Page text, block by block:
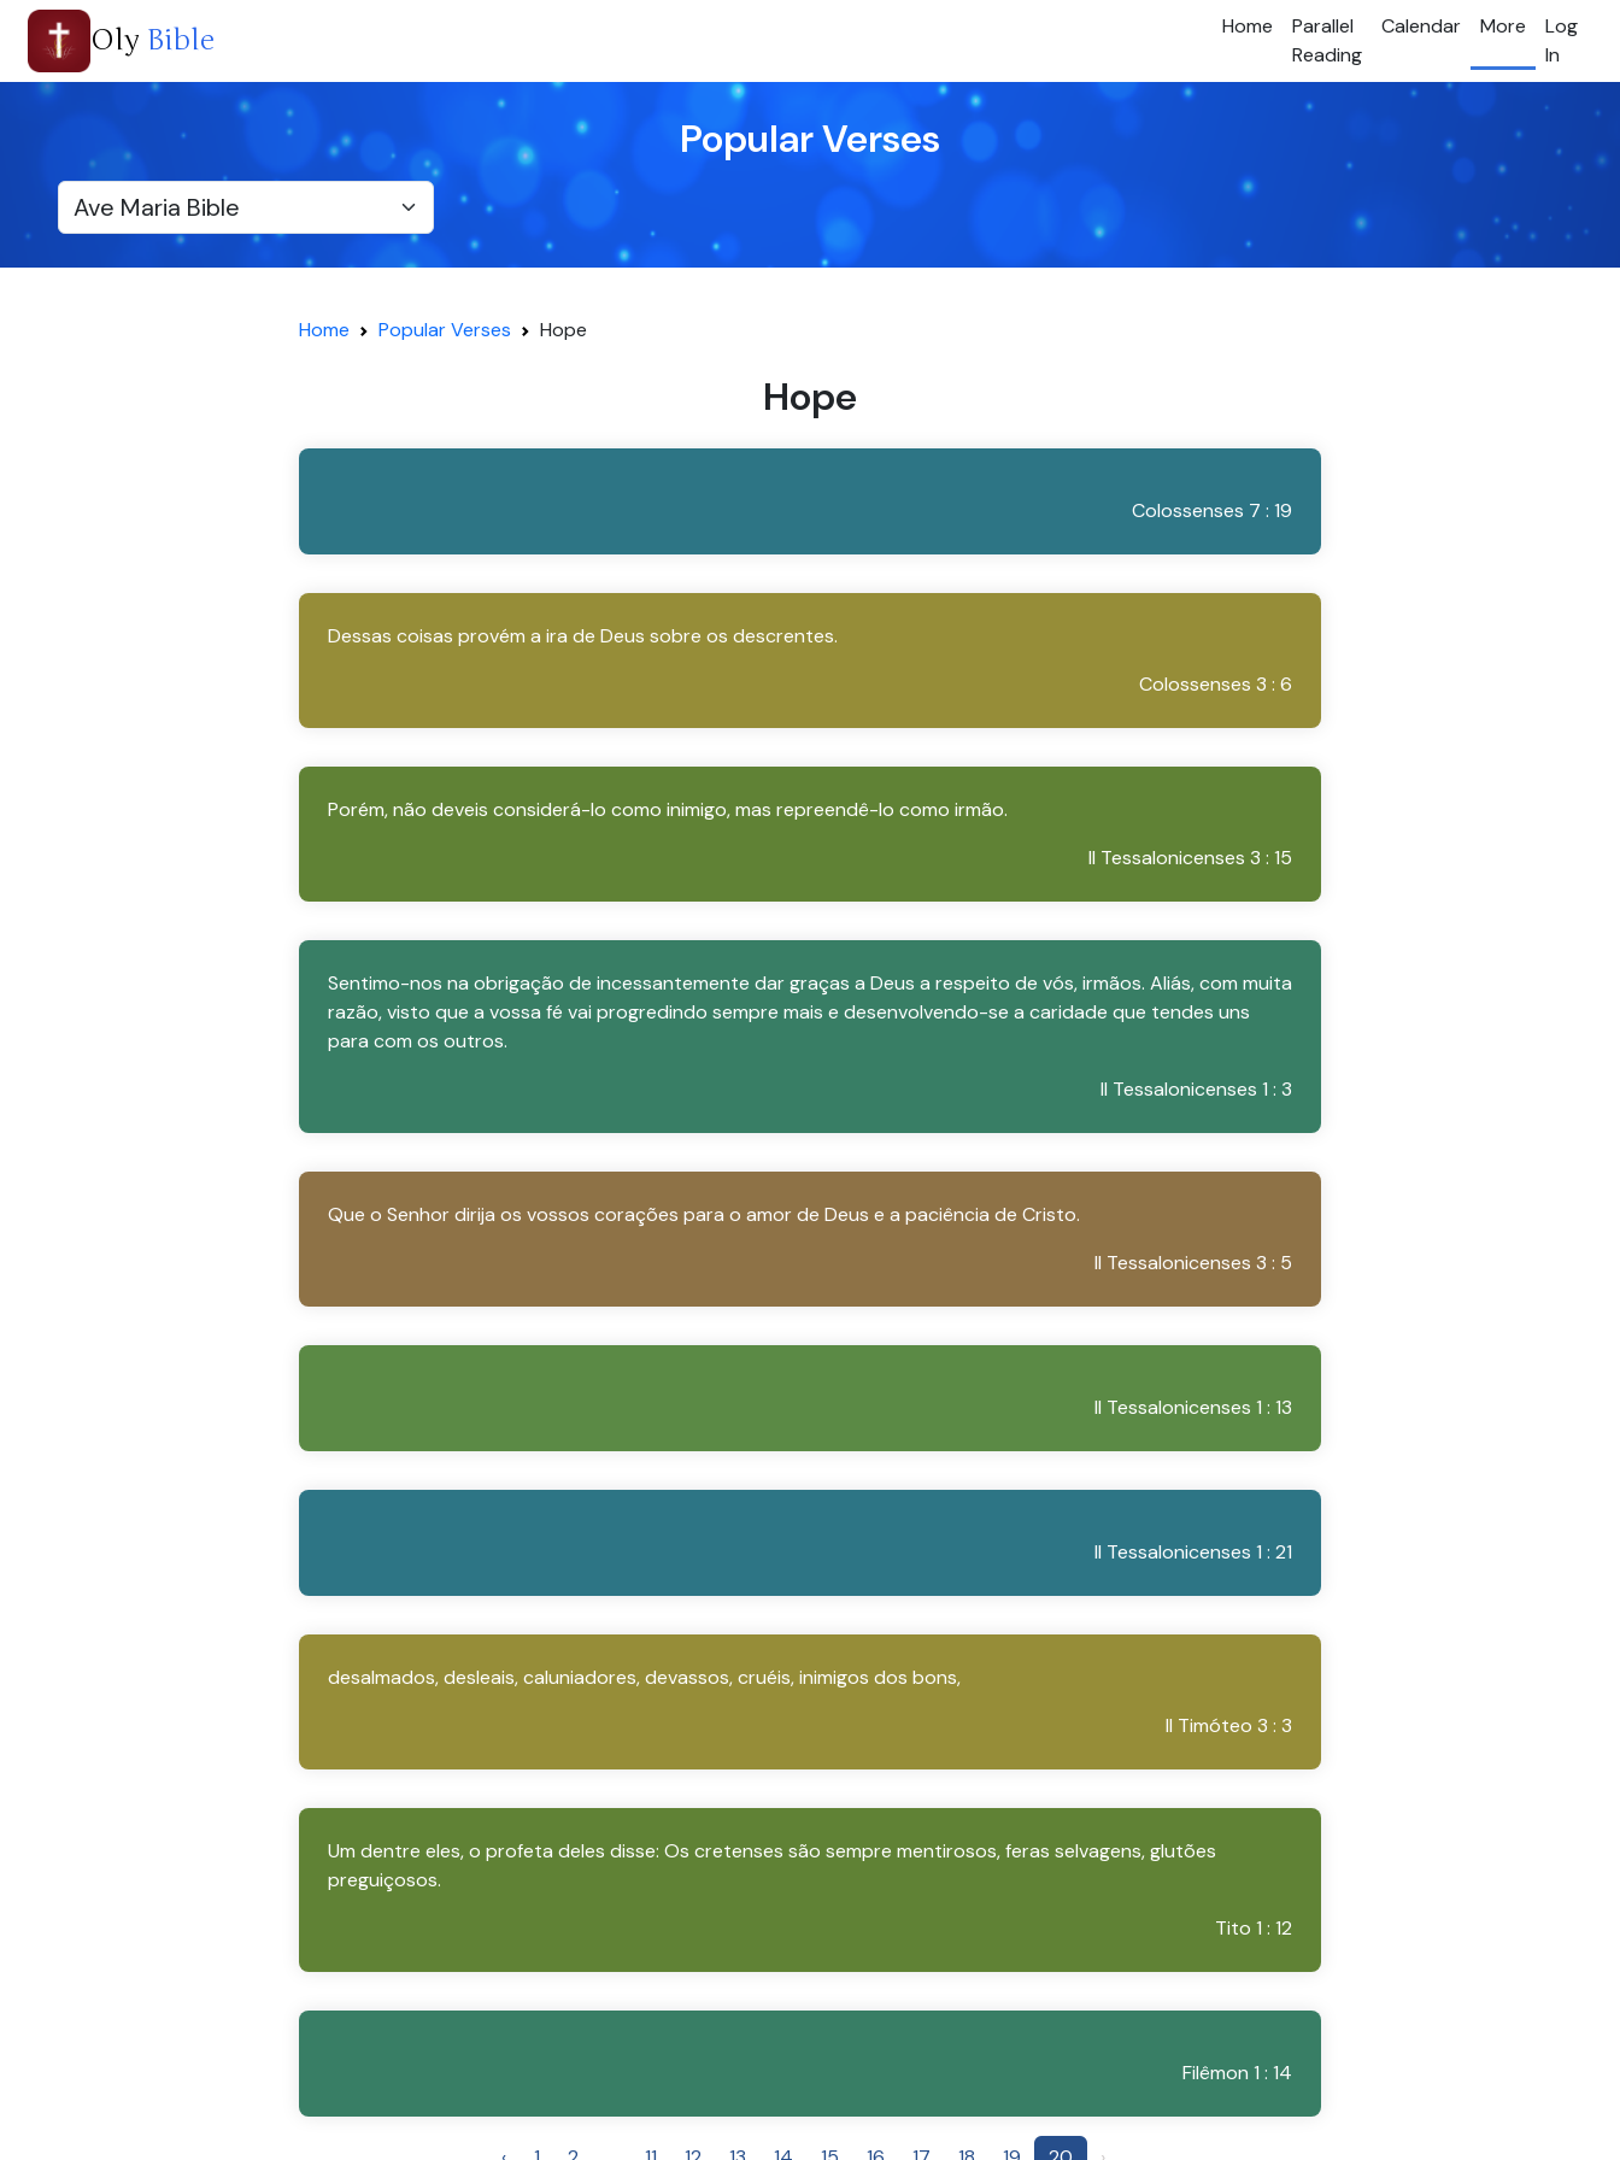
Oly Bible Home
Parallel
Reading
Calendar More
Log
In
Popular Verses
Home Popular Verses Hope
Hope
Colossenses 7 : 19
Dessas coisas provém a ira de Deus sobre os descrentes.
Colossenses 3 : 6
Porém, não deveis considerá-lo como inimigo, mas repreendê-lo como irmão.
II Tessalonicenses 3 : 15
Sentimo-nos na obrigação de incessantemente dar graças a Deus a respeito de vós, irmãos. Aliás, com muita
razão, visto que a vossa fé vai progredindo sempre mais e desenvolvendo-se a caridade que tendes uns
para com os outros.
II Tessalonicenses 1 : 3
Que o Senhor dirija os vossos corações para o amor de Deus e a paciência de Cristo.
II Tessalonicenses 3 : 5
II Tessalonicenses 1 : 13
II Tessalonicenses 1 : 21
desalmados, desleais, caluniadores, devassos, cruéis, inimigos dos bons,
II Timóteo 3 : 3
Um dentre eles, o profeta deles disse: Os cretenses são sempre mentirosos, feras selvagens, glutões
preguiçosos.
Tito 1 : 12
Filêmon 1 : 14